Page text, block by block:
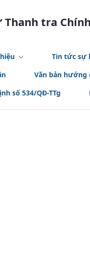
tra
Tin tức sự
Văn bản hướng
số 534/QĐ-TTg